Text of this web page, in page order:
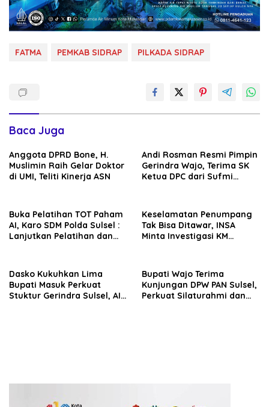
FATMA PEMKAB SIDRAP PILKADA SIDRAP
Baca Juga
Anggota DPRD Bone, H.
Muslimin Raih Gelar Doktor
di UMI, Teliti Kinerja ASN
Andi Rosman Resmi Pimpin
Gerindra Wajo, Terima SK
Ketua DPC dari Sufmi
Buka Pelatihan TOT Paham
AI, Karo SDM Polda Sulsel :
Lanjutkan Pelatihan dan
Keselamatan Penumpang
Tak Bisa Ditawar, INSA
Minta Investigasi KM
Dasko Kukuhkan Lima
Bupati Masuk Perkuat
Stuktur Gerindra Sulsel, AIA
Bupati Wajo Terima
Kunjungan DPW PAN Sulsel,
Perkuat Silaturahmi dan